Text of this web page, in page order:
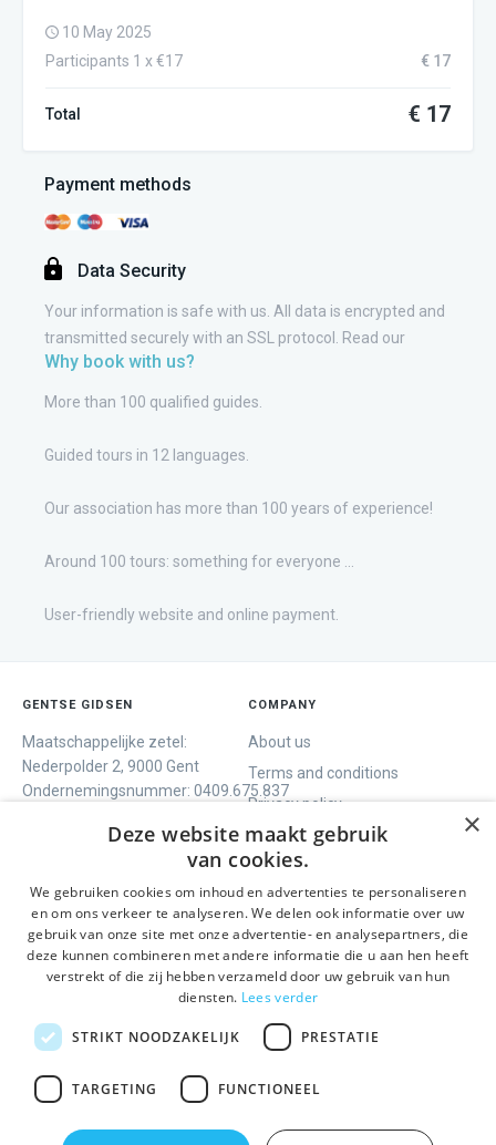
10 May 2025
Participants 1 x €17
€ 17
Total € 17
Payment methods
Data Security
Your information is safe with us. All data is encrypted and
transmitted securely with an SSL protocol. Read our
Why book with us?
More than 100 qualified guides.
Guided tours in 12 languages.
Our association has more than 100 years of experience!
Around 100 tours: something for everyone ...
User-friendly website and online payment.
GENTSE GIDSEN
Maatschappelijke zetel:
Nederpolder 2, 9000 Gent
Ondernemingsnummer: 0409.675.837
COMPANY
About us
Terms and conditions
Privacy policy
Contact
WE OFFER
Guided tours
One day tour
Activities
SOCIALS
Facebook
Instagram
LinkedIn
STAY INFORMED
Send
×
Deze website maakt gebruik
van cookies.
We gebruiken cookies om inhoud en advertenties te personaliseren
en om ons verkeer te analyseren. We delen ook informatie over uw
gebruik van onze site met onze advertentie- en analysepartners, die
deze kunnen combineren met andere informatie die u aan hen heeft
verstrekt of die zij hebben verzameld door uw gebruik van hun
diensten. Lees verder
STRIKT NOODZAKELIJK PRESTATIE
TARGETING FUNCTIONEEL